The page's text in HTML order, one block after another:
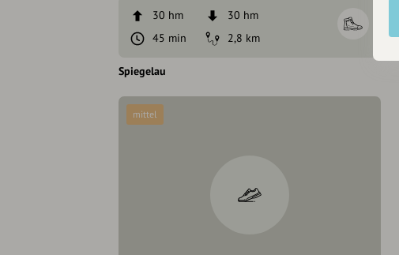
30 hm
30 hm
45 min
2,8 km
Spiegelau
mittel